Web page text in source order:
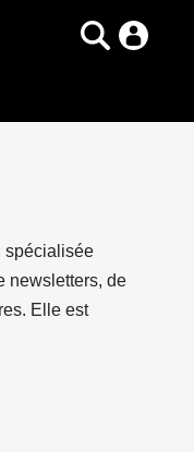
spécialisée
newsletters, de
Elle est